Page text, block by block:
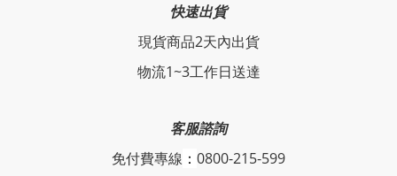
快速出貨
現貨商品2天內出貨
物流1~3工作日送達
客服諮詢
免付費專線 ： 0800-215-599